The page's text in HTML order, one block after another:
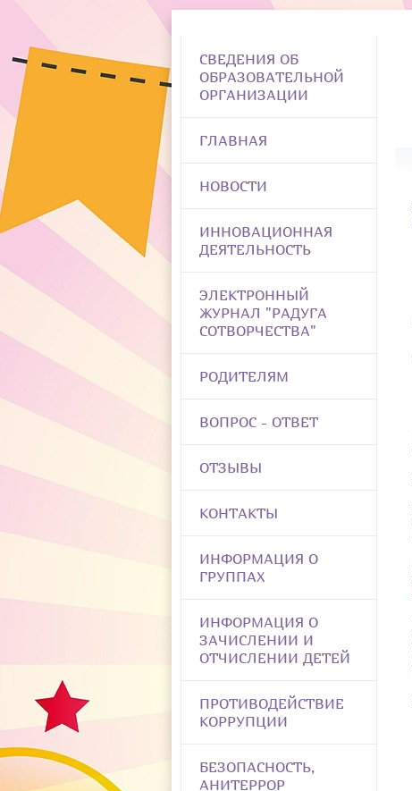
СВЕДЕНИЯ ОБ
ОБРАЗОВАТЕЛЬНОЙ
ОРГАНИЗАЦИИ
ГЛАВНАЯ
НОВОСТИ
ИННОВАЦИОННАЯ
ДЕЯТЕЛЬНОСТЬ
ЭЛЕКТРОННЫЙ
ЖУРНАЛ "РАДУГА
СОТВОРЧЕСТВА"
РОДИТЕЛЯМ
ВОПРОС - ОТВЕТ
ОТЗЫВЫ
КОНТАКТЫ
ИНФОРМАЦИЯ О
ГРУППАХ
ИНФОРМАЦИЯ О
ЗАЧИСЛЕНИИ И
ОТЧИСЛЕНИИ ДЕТЕЙ
ПРОТИВОДЕЙСТВИЕ
КОРРУПЦИИ
БЕЗОПАСНОСТЬ,
АНИТЕРРОР